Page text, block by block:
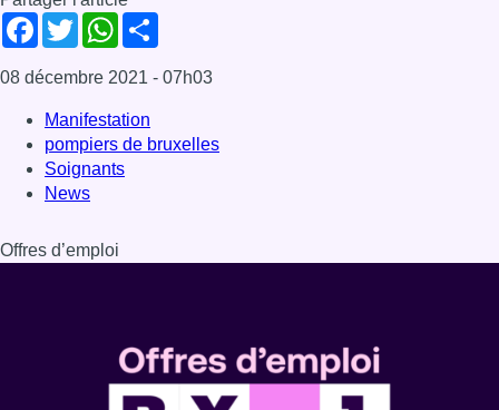
Facebook
TwitterWhatsApp
08 décembre 2021 - 07h03
Manifestation
pompiers de bruxelles
Soignants
News
Offres d’emploi